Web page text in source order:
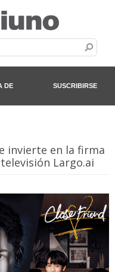
DE SUSCRIBIRSE
invierte en la firma
Largo.ai